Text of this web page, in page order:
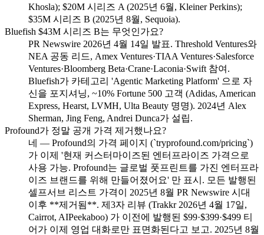
Khosla); $20M 시리즈 A (2025년 6월, Kleiner Perkins);
$35M 시리즈 B (2025년 8월, Sequoia).
Bluefish $43M 시리즈 B는 무엇인가요?
PR Newswire 2026년 4월 14일 발표. Threshold Ventures와
NEA 공동 리드, Amex Ventures·TIAA Ventures·Salesforce
Ventures·Bloomberg Beta·Crane·Laconia·Swift 참여.
Bluefish가 카테고리 'Agentic Marketing Platform' 으로 자
신을 포지셔닝, ~10% Fortune 500 고객 (Adidas, American
Express, Hearst, LVMH, Ulta Beauty 명명). 2024년 Alex
Sherman, Jing Feng, Andrei Dunca가 설립.
Profound가 정말 공개 가격 제거했나요?
네 — Profound의 가격 페이지 (`tryprofound.com/pricing`)
가 이제 '현재 커스터마이즈된 엔터프라이즈 가격으로
사용 가능. Profound는 글로벌 풋프린트를 가진 엔터프라
이즈 브랜드를 위해 만들어졌어요' 만 표시. 모든 발행된
셀프서브 리스트 가격이 2025년 8월 PR Newswire 시대
이후 **제거됨**. 제3자 리뷰 (Trakkr 2026년 4월 17일,
Cairrot, AIPeekaboo) 가 이전에 발행된 $99·$399·$499 티
어가 이제 영업 대화로만 표면화된다고 보고. 2025년 8월